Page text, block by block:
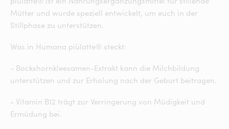
Mütter und wurde speziell entwickelt, um euch in der
Stillphase zu unterstützen.
Was in Humana piùlatte® steckt:
- Bockshornkleesamen-Extrakt kann die Milchbildung
unterstützen und zur Erholung nach der Geburt beitragen.
- Vitamin B12 trägt zur Verringerung von Müdigkeit und
Ermüdung bei.